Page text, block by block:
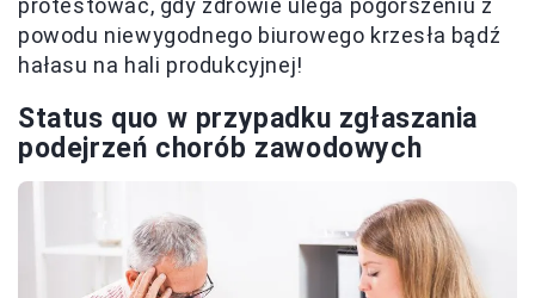
protestować, gdy zdrowie ulega pogorszeniu z
powodu niewygodnego biurowego krzesła bądź
hałasu na hali produkcyjnej!
Status quo w przypadku zgłaszania
podejrzeń chorób zawodowych